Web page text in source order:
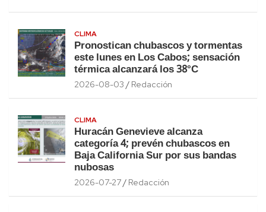
CLIMA
Pronostican chubascos y tormentas
este lunes en Los Cabos; sensación
térmica alcanzará los 38°C
2026-08-03 Redacción
CLIMA
Huracán Genevieve alcanza
categoría 4; prevén chubascos en
Baja California Sur por sus bandas
nubosas
2026-07-27 Redacción